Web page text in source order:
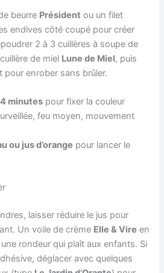
beurre Président ou un filet
endives côté coupé pour créer
2 à 3 cuillères à soupe de
de miel Lune de Miel, puis
pour enrober sans brûler.
minutes pour fixer la couleur
feu moyen, mouvement
ou jus d’orange pour lancer le
laisser réduire le jus pour
Un voile de crème Elle & Vire en
rondeur qui plaît aux enfants. Si
déglacer avec quelques